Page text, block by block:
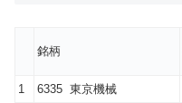
銘柄
1 6335 東京機械